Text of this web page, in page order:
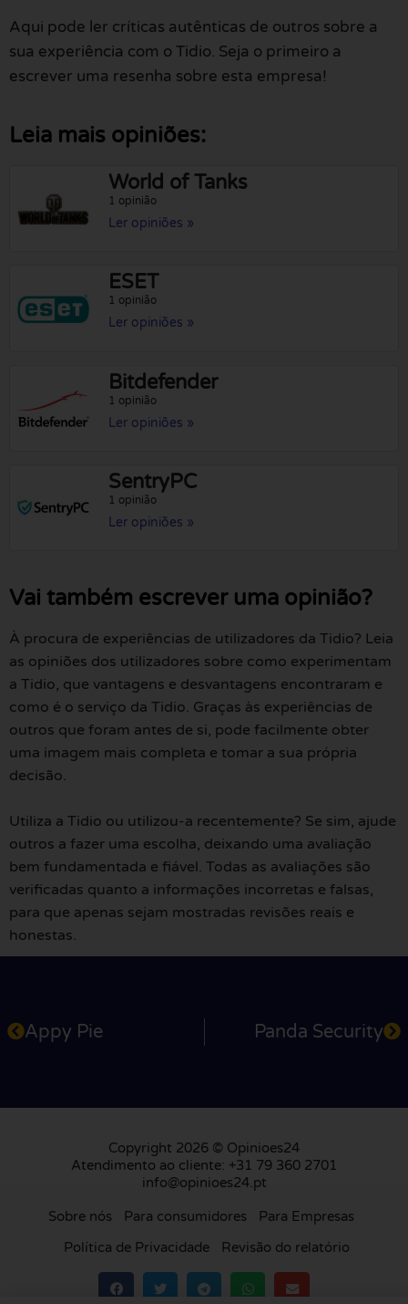
Aqui pode ler críticas autênticas de outros sobre a
sua experiência com o Tidio. Seja o primeiro a
escrever uma resenha sobre esta empresa!
Leia mais opiniões:
World of Tanks
1 opinião
Ler opiniões »
ESET
1 opinião
Ler opiniões »
Bitdefender
1 opinião
Ler opiniões »
SentryPC
1 opinião
Ler opiniões »
Vai também escrever uma opinião?
À procura de experiências de utilizadores da Tidio? Leia
as opiniões dos utilizadores sobre como experimentam
a Tidio, que vantagens e desvantagens encontraram e
como é o serviço da Tidio. Graças às experiências de
outros que foram antes de si, pode facilmente obter
uma imagem mais completa e tomar a sua própria
decisão.
Utiliza a Tidio ou utilizou-a recentemente? Se sim, ajude
outros a fazer uma escolha, deixando uma avaliação
bem fundamentada e fiável. Todas as avaliações são
verificadas quanto a informações incorretas e falsas,
para que apenas sejam mostradas revisões reais e
honestas.
Appy Pie Panda Security
Copyright 2026 © Opinioes24
Atendimento ao cliente: +31 79 360 2701
info@opinioes24.pt
Sobre nós Para consumidores
Para Empresas
Política de Privacidade
Revisão do relatório